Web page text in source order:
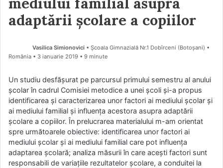
adaptării școlare a copiilor
Vasilica Simionovici • Școala Gimnazială Nr.1 Dobîrceni (Botoşani) •
România
3 ianuarie 2019 • 9 minute
Un studiu desfăşurat pe parcursul primului semestru al anului
şcolar în cadrul Comisiei metodice a unei școli şi-a propus
identificarea şi caracterizarea unor factori ai mediului şcolar şi
ai mediului familial şi influenţa acestora asupra adaptării
şcolare a copiilor. În prelucrarea materialului m-am orientat
spre următoarele obiective: identificarea unor factori ai
mediului şcolar şi ai mediului familial care pot influenţa
adaptarea şcolară; analiza măsurii în care aceşti factori sunt
responsabili de variaţiile rezultatelor şcolare, a conduitei la